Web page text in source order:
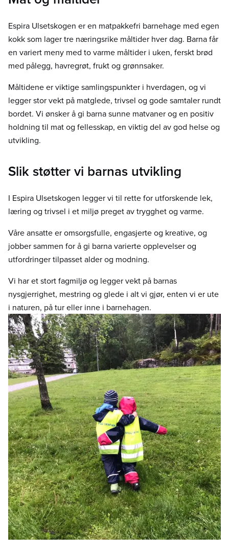
Espira Ulsetskogen er en matpakkefri barnehage med egen
kokk som lager tre næringsrike måltider hver dag. Barna får
en variert meny med to varme måltider i uken, ferskt brød
med pålegg, havregrøt, frukt og grønnsaker.
Måltidene er viktige samlingspunkter i hverdagen, og vi
legger stor vekt på matglede, trivsel og gode samtaler rundt
bordet. Vi ønsker å gi barna sunne matvaner og en positiv
holdning til mat og fellesskap, en viktig del av god helse og
utvikling.
Slik støtter vi barnas utvikling
I Espira Ulsetskogen legger vi til rette for utforskende lek,
læring og trivsel i et miljø preget av trygghet og varme.
Våre ansatte er omsorgsfulle, engasjerte og kreative, og
jobber sammen for å gi barna varierte opplevelser og
utfordringer tilpasset alder og modning.
Vi har et stort fagmiljø og legger vekt på barnas
nysgjerrighet, mestring og glede i alt vi gjør, enten vi er ute
i naturen, på tur eller inne i barnehagen.